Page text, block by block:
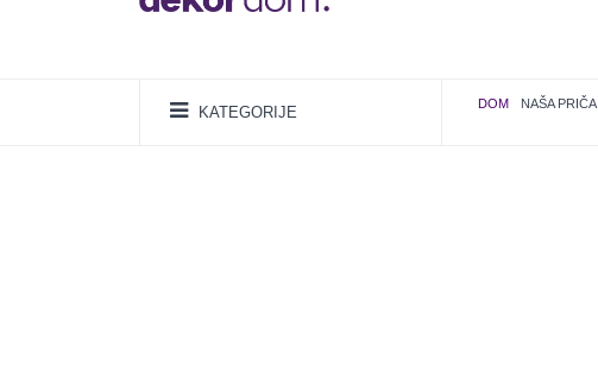
KATEGORIJE DOM NAŠA PRIČA